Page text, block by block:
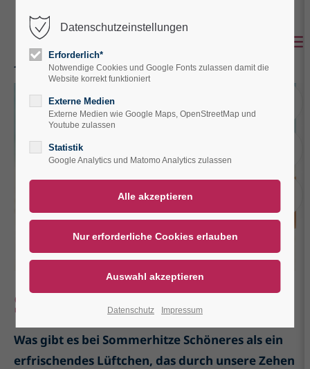
Der Eintrag "offcanvas-col1" existiert leider
nicht.
Der Eintrag "offcanvas-col2" existiert leider
nicht.
Der Eintrag "offcanvas-col3" existiert leider
nicht.
Der Eintrag "offcanvas-col4" existiert leider
Sommerfüße im Glück
Was gibt es bei Sommerhitze Schöneres als ein
erfrischendes Lüftchen, das durch unsere Zehen
Datenschutzeinstellungen
Erforderlich*
Notwendige Cookies und Google Fonts zulassen damit die
Website korrekt funktioniert
Externe Medien
Externe Medien wie Google Maps, OpenStreetMap und
Youtube zulassen
Statistik
Google Analytics und Matomo Analytics zulassen
Datenschutz Impressum